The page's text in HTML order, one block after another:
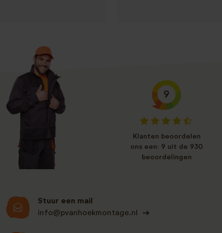
Stuur een mail
info@pvanhoekmontage.nl
9
Klanten beoordelen
ons een: 9 uit de 930
beoordelingen